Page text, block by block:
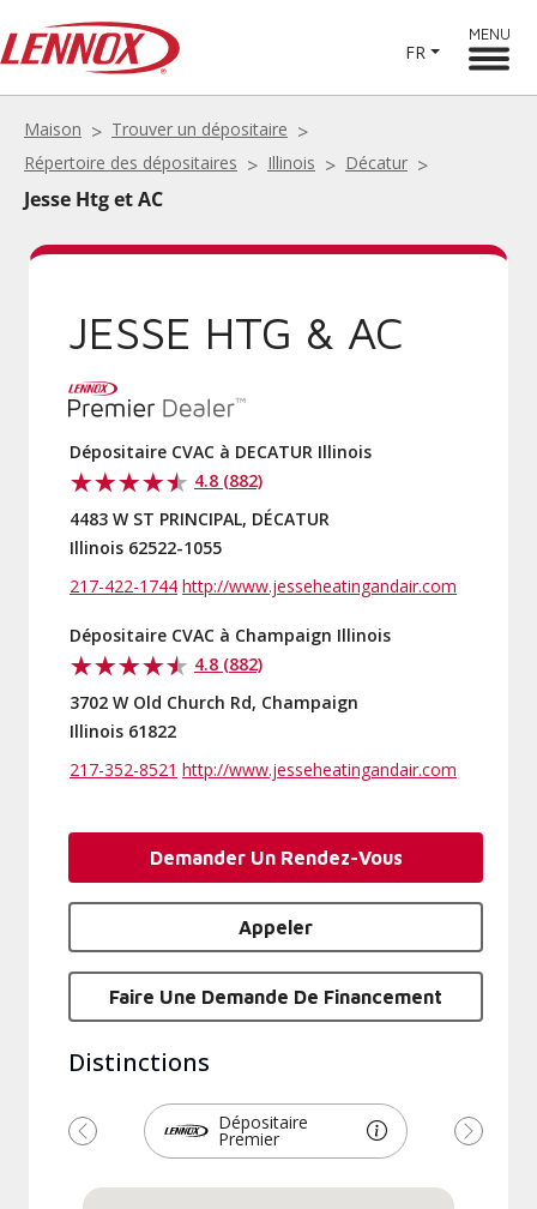
FR
MENU
Maison
Trouver un dépositaire
Répertoire des dépositaires
Illinois Décatur
Jesse Htg et AC
JESSE HTG & AC
Dépositaire CVAC à DECATUR Illinois
4.8 (882)
4483 W ST PRINCIPAL, DÉCATUR
Illinois 62522-1055
217-422-1744 http://www.jesseheatingandair.com
Dépositaire CVAC à Champaign Illinois
4.8 (882)
3702 W Old Church Rd, Champaign
Illinois 61822
217-352-8521 http://www.jesseheatingandair.com
Demander Un Rendez-Vous
Appeler
Faire Une Demande De Financement
Distinctions
Dépositaire
Premier
Précédent Suivant